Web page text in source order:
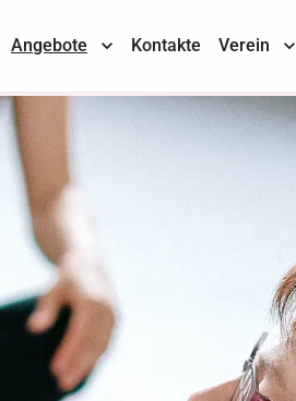
Angebote Kontakte Verein